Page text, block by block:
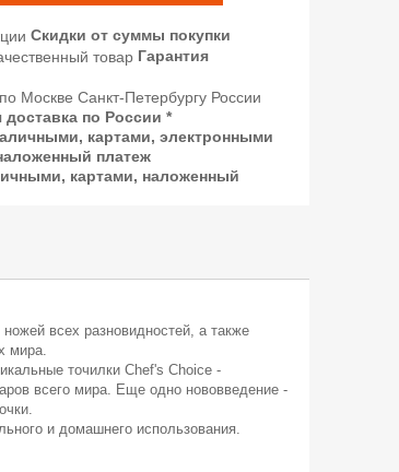
Скидки от суммы покупки
Гарантия
доставка по России *
картами, наложенный
всех разновидностей, а также
мира.
точилки Chef's Choice -
всего мира. Еще одно нововведение -
и домашнего использования.